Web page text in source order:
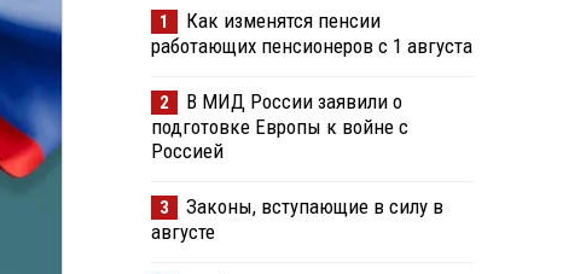
1
Как изменятся пенсии
работающих пенсионеров с 1 августа
2
В МИД России заявили о
подготовке Европы к войне с
Россией
3
Законы, вступающие в силу в
августе